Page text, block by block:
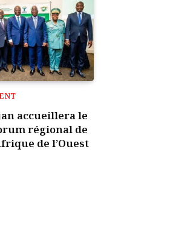
accueillera le
régional de
de l’Ouest